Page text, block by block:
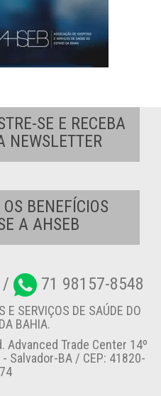
SE E RECEBA
NEWSLETTER
BENEFÍCIOS
A AHSEB
/ 71 98157-8548
E SERVIÇOS DE SAÚDE DO
BAHIA.
Advanced Trade Center 14º
Salvador-BA / CEP: 41820-